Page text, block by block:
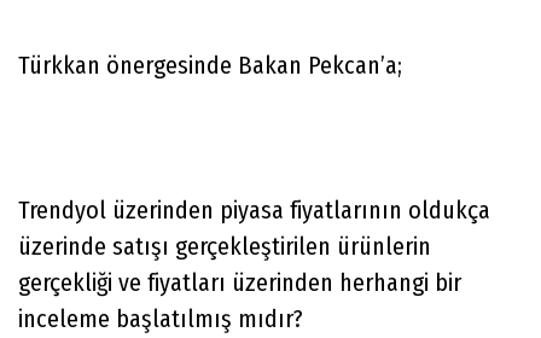
Türkkan önergesinde Bakan Pekcan’a;
Trendyol üzerinden piyasa fiyatlarının oldukça
üzerinde satışı gerçekleştirilen ürünlerin
gerçekliği ve fiyatları üzerinden herhangi bir
inceleme başlatılmış mıdır?